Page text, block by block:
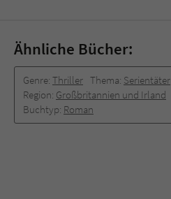
Ähnliche Bücher:
Genre: Thriller Thema: Serientäter
Region: Großbritannien und Irland
Buchtyp: Roman